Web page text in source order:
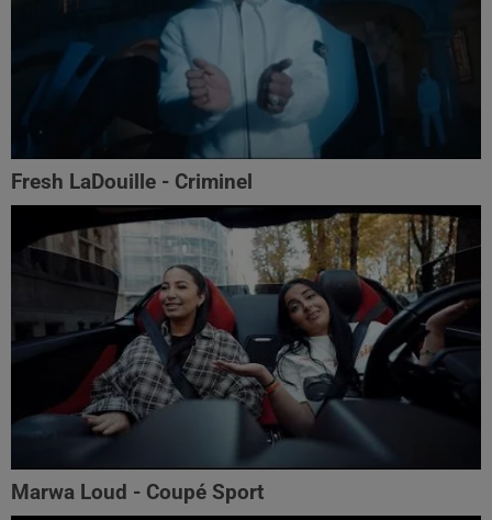
Fresh LaDouille - Criminel
Marwa Loud - Coupé Sport